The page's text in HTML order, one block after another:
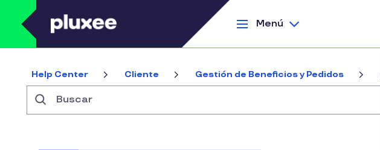
Pasar al contenido principal
Menú
Help Center Cliente Gestión de Beneficios y Pedidos